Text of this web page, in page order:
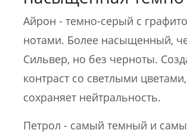
Айрон - темно-серый с
нотами. Более насыщенный,
Сильвер, но без черноты.
контраст со светлыми
сохраняет нейтральность.
Петрол - самый темный и